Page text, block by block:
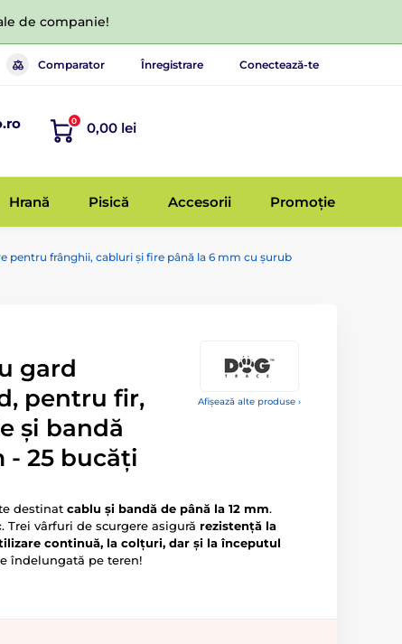
de companie!
Comparator Înregistrare Conectează-te
0 0,00 lei
Hrană Pisică Accesorii Promoție
pentru frânghii, cabluri și fire până la 6 mm cu șurub
Afișează alte produse ›
gard
pentru fir,
și bandă
- 25 bucăți
destinat cablu și bandă de până la 12 mm.
. Trei vârfuri de scurgere asigură rezistență la
continuă, la colțuri, dar și la începutul
îndelungată pe teren!